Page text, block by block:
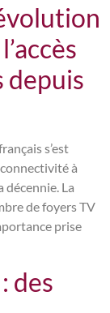
depuis
s’est
à
décennie. La
de foyers TV
prise
des